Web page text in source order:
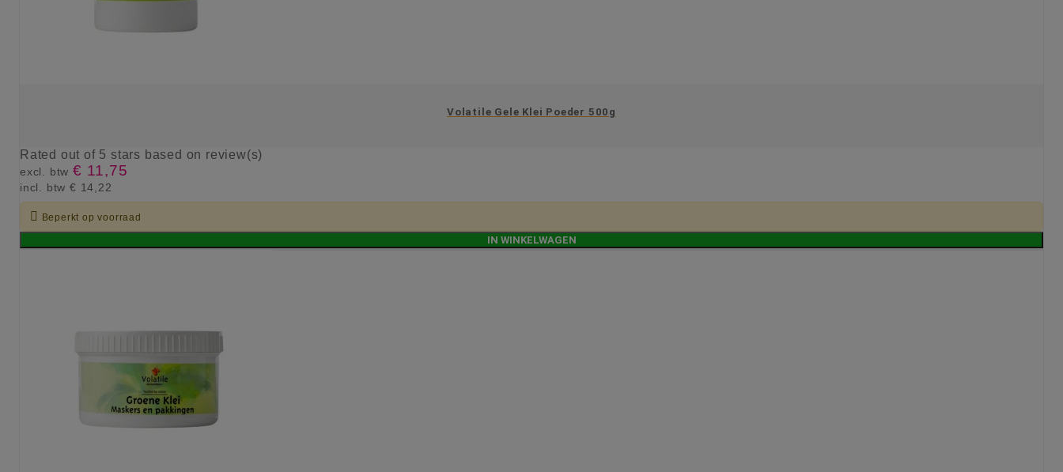
Volatile Gele Klei Poeder 500g
Rated out of 5 stars based on review(s)
excl. btw € 11,75
incl. btw € 14,22
 Beperkt op voorraad
IN WINKELWAGEN